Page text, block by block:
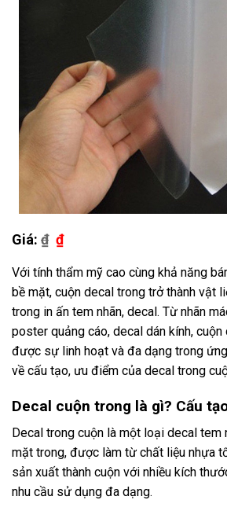
Giá: ₫ ₫
Với tính thẩm mỹ cao cùng khả năng
bề mặt, cuộn decal trong trở thành vật
trong in ấn tem nhãn, decal. Từ nhãn
poster quảng cáo, decal dán kính,
được sự linh hoạt và đa dạng trong
về cấu tạo, ưu điểm của decal trong
Decal cuộn trong là gì? Cấu
Decal trong cuộn là một loại decal tem
mặt trong, được làm từ chất liệu nhựa
sản xuất thành cuộn với nhiều kích
nhu cầu sử dụng đa dạng.